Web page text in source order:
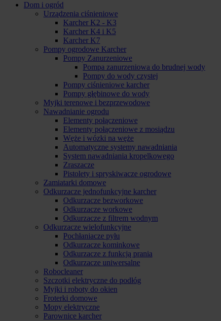
Dom i ogród
Urządzenia ciśnieniowe
Karcher K2 - K3
Karcher K4 i K5
Karcher K7
Pompy ogrodowe Karcher
Pompy Zanurzeniowe
Pompa zanurzeniowa do brudnej wody
Pompy do wody czystej
Pompy ciśnieniowe karcher
Pompy głębinowe do wody
Myjki terenowe i bezprzewodowe
Nawadnianie ogrodu
Elementy połączeniowe
Elementy połączeniowe z mosiądzu
Węże i wózki na węże
Automatyczne systemy nawadniania
System nawadniania kropelkowego
Zraszacze
Pistolety i spryskiwacze ogrodowe
Zamiatarki domowe
Odkurzacze jednofunkcyjne karcher
Odkurzacze bezworkowe
Odkurzacze workowe
Odkurzacze z filtrem wodnym
Odkurzacze wielofunkcyjne
Pochłaniacze pyłu
Odkurzacze kominkowe
Odkurzacze z funkcją prania
Odkurzacze uniwersalne
Robocleaner
Szczotki elektryczne do podłóg
Myjki i roboty do okien
Froterki domowe
Mopy elektryczne
Parownice karcher